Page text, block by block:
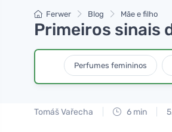
Ferwer Blog Mãe e filho
Primeiros sinais
Perfumes femininos
Tomáš Vařecha 6 min